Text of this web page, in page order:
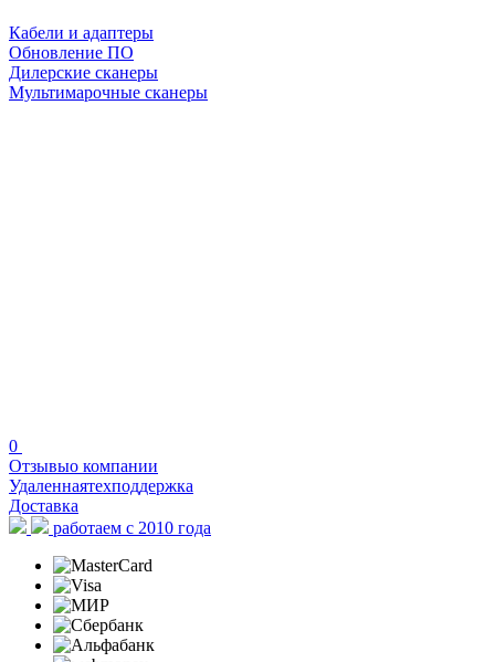
Кабели и адаптеры
Обновление ПО
Дилерские сканеры
Мультимарочные сканеры
0
Отзывыо компании
Удаленнаятехподдержка
Доставка
работаем с 2010 года